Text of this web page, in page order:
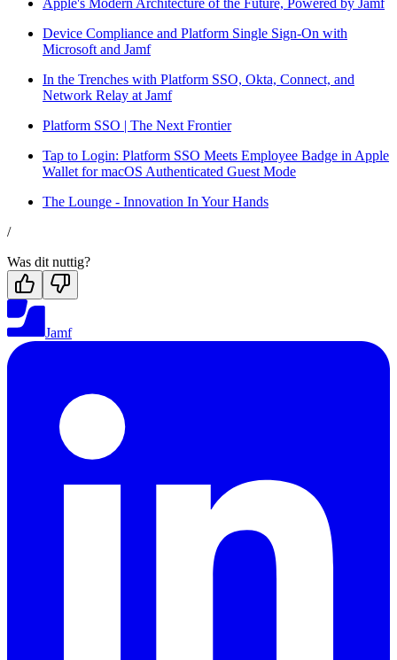
Apple's Modern Architecture of the Future, Powered by Jamf
Device Compliance and Platform Single Sign-On with
Microsoft and Jamf
In the Trenches with Platform SSO, Okta, Connect, and
Network Relay at Jamf
Platform SSO | The Next Frontier
Tap to Login: Platform SSO Meets Employee Badge in Apple
Wallet for macOS Authenticated Guest Mode
The Lounge - Innovation In Your Hands
/
Was dit nuttig?
Jamf